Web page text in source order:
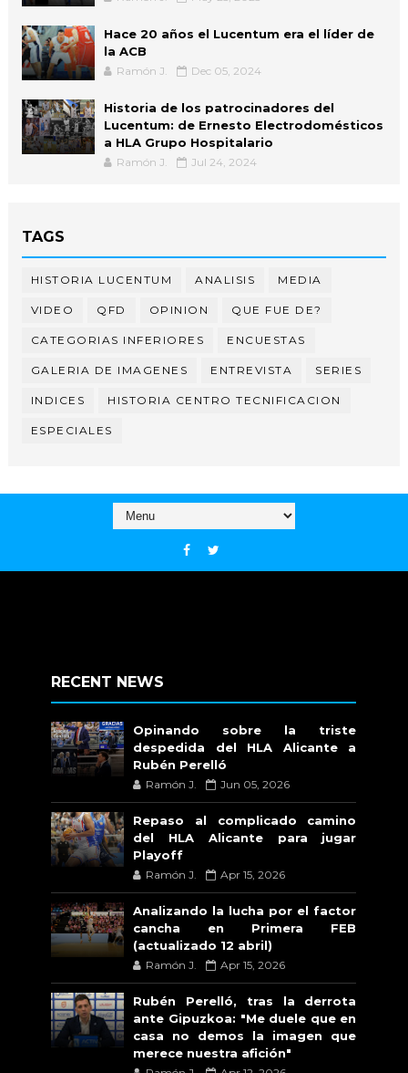
Hace 20 años el Lucentum era el líder de
la ACB
Ramón J. Dec 05, 2024
Historia de los patrocinadores del
Lucentum: de Ernesto Electrodomésticos
a HLA Grupo Hospitalario
Ramón J. Jul 24, 2024
TAGS
HISTORIA LUCENTUM ANALISIS MEDIA
VIDEO QFD OPINION QUE FUE DE?
CATEGORIAS INFERIORES ENCUESTAS
GALERIA DE IMAGENES ENTREVISTA SERIES
INDICES HISTORIA CENTRO TECNIFICACION
ESPECIALES
RECENT NEWS
Opinando sobre la triste
despedida del HLA Alicante a
Rubén Perelló
Ramón J. Jun 05, 2026
Repaso al complicado camino
del HLA Alicante para jugar
Playoff
Ramón J. Apr 15, 2026
Analizando la lucha por el factor
cancha en Primera FEB
(actualizado 12 abril)
Ramón J. Apr 15, 2026
Rubén Perelló, tras la derrota
ante Gipuzkoa: "Me duele que en
casa no demos la imagen que
merece nuestra afición"